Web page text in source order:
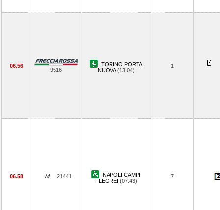
06.56
9516
TORINO PORTA
NUOVA(13.04)
1
06.58 21441
NAPOLI CAMPI
FLEGREI (07.43)
7